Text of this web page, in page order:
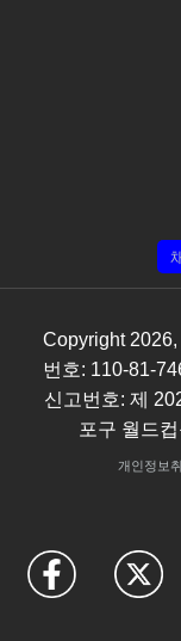
Copyright 2026,
번호: 110-81-
신고번호: 제
포구 월드
개인정보